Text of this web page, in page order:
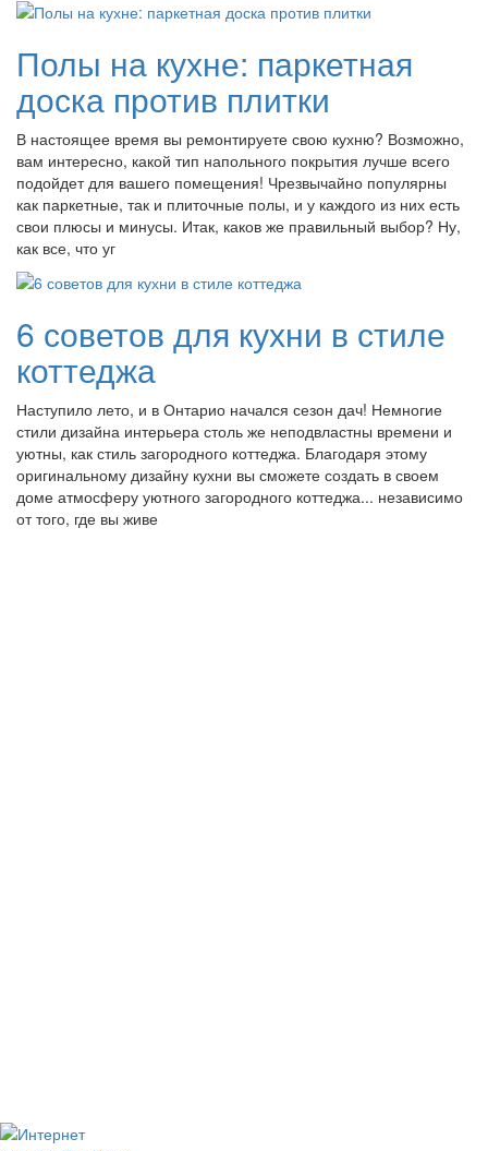
Полы на кухне: паркетная
доска против плитки
В настоящее время вы ремонтируете свою кухню? Возможно,
вам интересно, какой тип напольного покрытия лучше всего
подойдет для вашего помещения! Чрезвычайно популярны
как паркетные, так и плиточные полы, и у каждого из них есть
свои плюсы и минусы. Итак, каков же правильный выбор? Ну,
как все, что уг
6 советов для кухни в стиле
коттеджа
Наступило лето, и в Онтарио начался сезон дач! Немногие
стили дизайна интерьера столь же неподвластны времени и
уютны, как стиль загородного коттеджа. Благодаря этому
оригинальному дизайну кухни вы сможете создать в своем
доме атмосферу уютного загородного коттеджа... независимо
от того, где вы живе